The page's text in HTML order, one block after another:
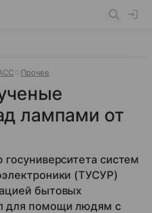
Прочее
лампами от
систем
(ТУСУР)
бытовых
для помощи людям с